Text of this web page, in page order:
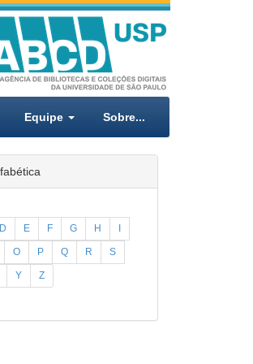
Equipe Sobre...
D E F G H I
O P Q R S
Y Z